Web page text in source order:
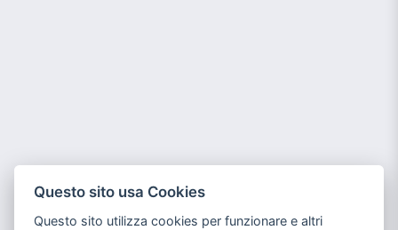
Questo sito usa Cookies
Questo sito utilizza cookies per funzionare e altri